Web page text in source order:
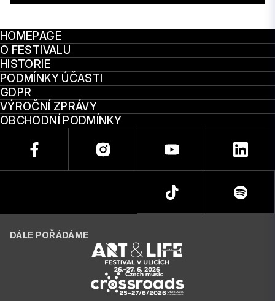
HOMEPAGE
O FESTIVALU
HISTORIE
PODMÍNKY ÚČASTI
GDPR
VÝROČNÍ ZPRÁVY
OBCHODNÍ PODMÍNKY
DÁLE POŘÁDÁME